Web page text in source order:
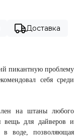
Доставка
пикантную проблему
себя среди
на штаны любого
вещь для дайверов и
в воде, позволяющая